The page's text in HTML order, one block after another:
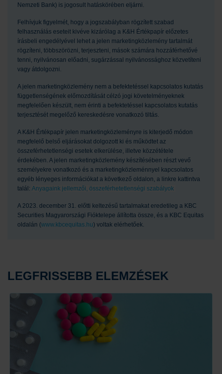
Nemzeti Bank) is jogosult hatáskörében eljárni.
Felhívjuk figyelmét, hogy a jogszabályban rögzített szabad
felhasználás eseteit kivéve kizárólag a K&H Értékpapír előzetes
írásbeli engedélyével lehet a jelen marketingközlemény tartalmát
rögzíteni, többszörözni, terjeszteni, mások számára hozzáférhetővé
tenni, nyilvánosan előadni, sugárzással nyilvánossághoz közvetíteni
vagy átdolgozni.
A jelen marketingközlemény nem a befektetéssel kapcsolatos kutatás
függetlenségének előmozdítását célzó jogi követelményeknek
megfelelően készült, nem érinti a befektetéssel kapcsolatos kutatás
terjesztését megelőző kereskedésre vonatkozó tiltás.
A K&H Értékpapír jelen marketingközleményre is kiterjedő módon
megfelelő belső eljárásokat dolgozott ki és működtet az
összeférhetetlenségi esetek elkerülése, illetve közzététele
érdekében. A jelen marketingközlemény készítésében részt vevő
személyekre vonatkozó és a marketingközleménnyel kapcsolatos
egyéb lényeges információkat a következő oldalon, a linkre kattintva
talál: Anyagaink jellemzői, összeférhetetlenségi szabályok
A 2023. december 31. előtti keltezésű tartalmakat eredetileg a KBC
Securities Magyarországi Fióktelepe állította össze, és a KBC Equitas
oldalán (www.kbcequitas.hu) voltak elérhetőek.
LEGFRISSEBB ELEMZÉSEK